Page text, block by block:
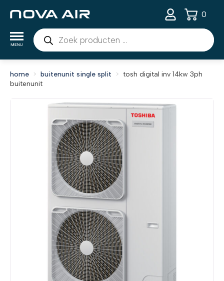
Producten
zoeken
0
home buitenunit single split
tosh digital inv 14kw 3ph
buitenunit